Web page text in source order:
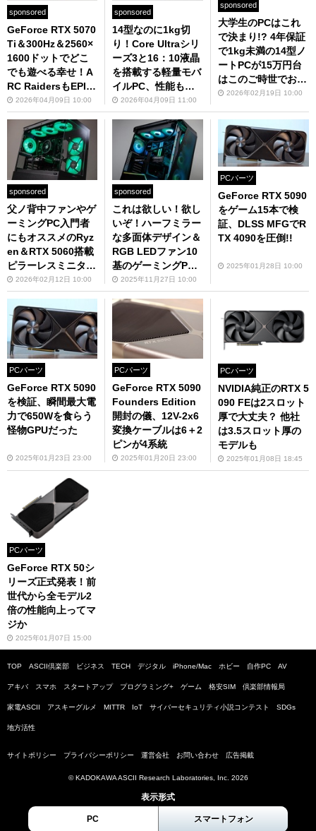
sponsored
GeForce RTX 5070
Ti＆300Hz＆2560×
1600ドットでどこ
でも遊べる幸せ！A
RC RaidersもEPIC
画質で200fps超え
のゲーミングPC
2026年04月09日 10:00
sponsored
14型なのに1kg切
り！Core Ultraシリ
ーズ3と16：10液晶
を搭載する軽量モバ
イルPC、性能も使
い勝手もイイ感じ
2026年04月09日 11:00
sponsored
大学生のPCはこれ
で決まり!? 4年保証
で1kg未満の14型ノ
ートPCが15万円台
はこのご時世でお手
頃すぎる
2026年02月19日 10:00
sponsored
父ノ背中ファンやゲ
ーミングPC入門者
にもオススメのRyz
en＆RTX 5060搭載
ピラーレスミニタワ
ー2026年02月12日 10:00
sponsored
これは欲しい！欲し
いぞ！ハーフミラー
な多面体デザイン＆
RGB LEDファン10
基のゲーミングP
C、RTX 5070 Tiで
性能も◎
2025年11月27日 10:00
PCパーツ
GeForce RTX 5090
をゲーム15本で検
証、DLSS MFGでR
TX 4090を圧倒!!
2025年01月28日 10:00
PCパーツ
GeForce RTX 5090
を検証、瞬間最大電
力で650Wを食らう
怪物GPUだった
2025年01月23日 23:00
PCパーツ
GeForce RTX 5090
Founders Edition
開封の儀、12V-2x6
変換ケーブルは6＋2
ピンが4系統
2025年01月20日 23:00
PCパーツ
NVIDIA純正のRTX 5
090 FEは2スロット
厚で大丈夫？ 他社
は3.5スロット厚の
モデルも
2025年01月08日 18:45
PCパーツ
GeForce RTX 50シ
リーズ正式発表！前
世代から全モデル2
倍の性能向上ってマ
ジか
2025年01月07日 15:00
TOP ASCII倶楽部 ビジネス TECH デジタル iPhone/Mac ホビー 自作PC AV
アキバ スマホ スタートアップ プログラミング+ ゲーム 格安SIM 倶楽部情報局
家電ASCII アスキーグルメ MITTR IoT サイバーセキュリティ小説コンテスト SDGs
地方活性
サイトポリシー プライバシーポリシー 運営会社 お問い合わせ 広告掲載
© KADOKAWA ASCII Research Laboratories, Inc. 2026
表示形式
PC スマートフォン